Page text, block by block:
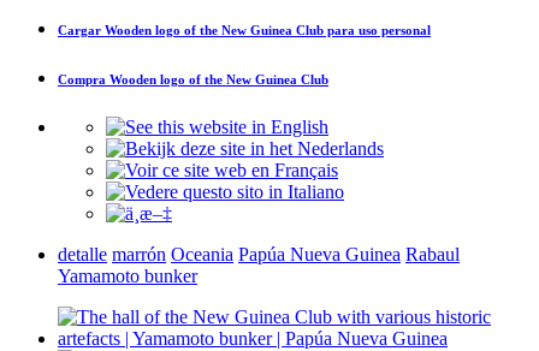
Cargar Wooden logo of the New Guinea Club para uso personal
Compra Wooden logo of the New Guinea Club
detalle marrón Oceania Papúa Nueva Guinea Rabaul
Yamamoto bunker